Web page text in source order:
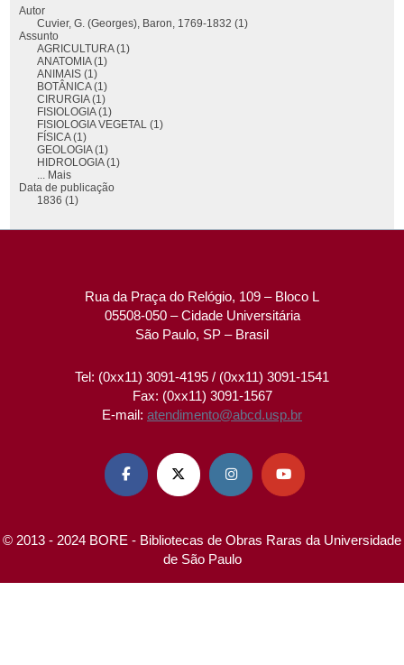
Autor
Cuvier, G. (Georges), Baron, 1769-1832 (1)
Assunto
AGRICULTURA (1)
ANATOMIA (1)
ANIMAIS (1)
BOTÂNICA (1)
CIRURGIA (1)
FISIOLOGIA (1)
FISIOLOGIA VEGETAL (1)
FÍSICA (1)
GEOLOGIA (1)
HIDROLOGIA (1)
... Mais
Data de publicação
1836 (1)
Rua da Praça do Relógio, 109 – Bloco L
05508-050 – Cidade Universitária
São Paulo, SP – Brasil
Tel: (0xx11) 3091-4195 / (0xx11) 3091-1541
Fax: (0xx11) 3091-1567
E-mail: atendimento@abcd.usp.br
   
© 2013 - 2024 BORE - Bibliotecas de Obras Raras da Universidade
de São Paulo